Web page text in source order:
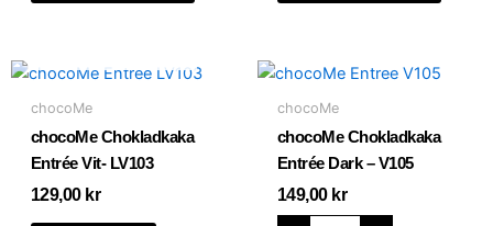
chocoMe
chocoMe Chokladkaka
Entrée Vit- LV103
129,00 kr
chocoMe
chocoMe Chokladkaka
Entrée Dark – V105
149,00 kr
chocoMe
Chokladkaka
Entrée
Dark
V105
mängd